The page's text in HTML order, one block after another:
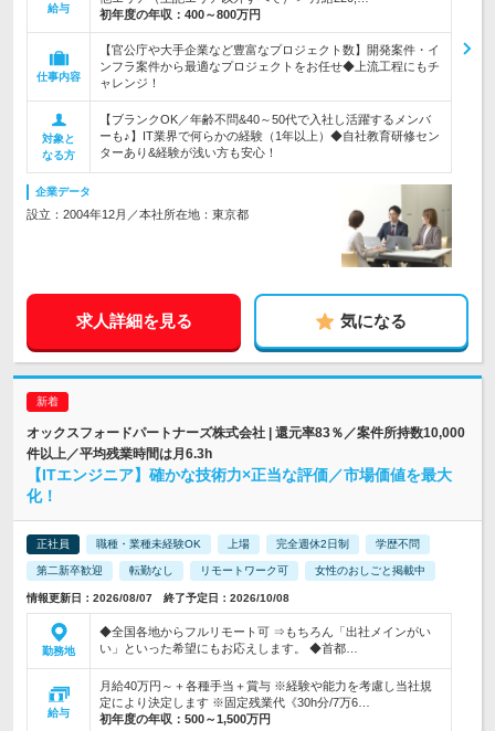
給与
初年度の年収： 400～800万円
仕事内容
【官公庁や大手企業など豊富なプロジェクト数】開発案件・イ
ンフラ案件から最適なプロジェクトをお任せ◆上流工程にもチ
ャレンジ！
対象と
なる方
【ブランクOK／年齢不問&40～50代で入社し活躍するメンバ
ーも♪】IT業界で何らかの経験（1年以上）◆自社教育研修セン
ターあり&経験が浅い方も安心！
企業データ
設立：2004年12月／本社所在地：東京都
求人詳細を見る 気になる
オックスフォードパートナーズ株式会社 | 還元率83％／案件所持数10,000
件以上／平均残業時間は月6.3h
【ITエンジニア】確かな技術力×正当な評価／市場価値を最大
化！
正社員 職種・業種未経験OK 上場 完全週休2日制 学歴不問
第二新卒歓迎 転勤なし リモートワーク可 女性のおしごと掲載中
情報更新日：2026/08/07 終了予定日：2026/10/08
勤務地
◆全国各地からフルリモート可 ⇒もちろん「出社メインがい
い」といった希望にもお応えします。 ◆首都…
給与
月給40万円～＋各種手当＋賞与 ※経験や能力を考慮し当社規
定により決定します ※固定残業代《30h分/7万6…
初年度の年収： 500～1,500万円